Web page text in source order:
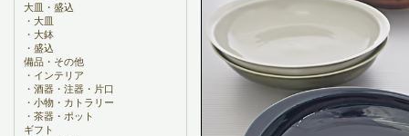
大皿・盛込
・ 大皿
・ 大鉢
・ 盛込
備品・その他
・ インテリア
・ 酒器・注器・片口
・ 小物・カトラリー
・ 茶器・ポット
ギフト